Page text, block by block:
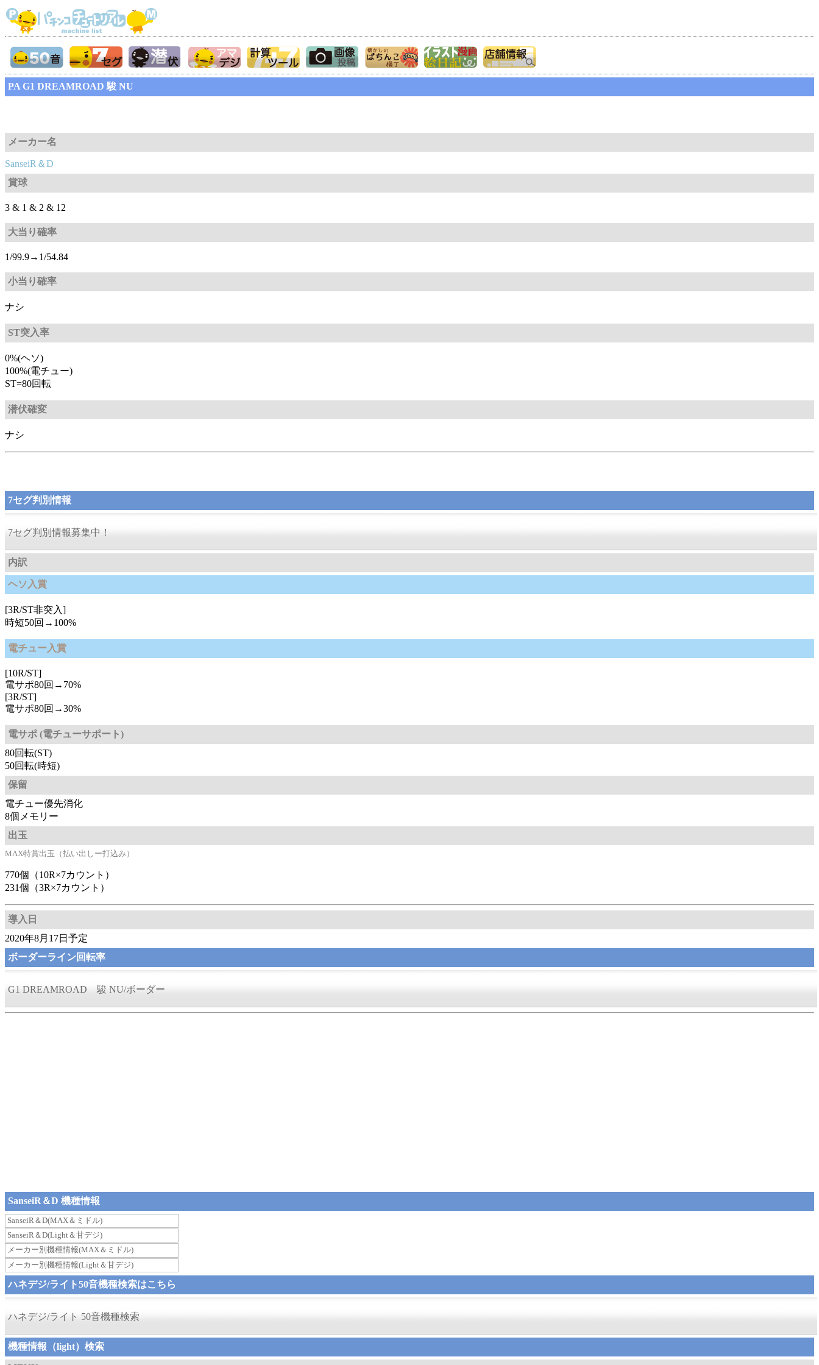
PA G1 DREAMROAD 駿 NU
メーカー名
SanseiR＆D
賞球
3 & 1 & 2 & 12
大当り確率
1/99.9→1/54.84
小当り確率
ナシ
ST突入率
0%(ヘソ)
100%(電チュー)
ST=80回転
潜伏確変
ナシ
7セグ判別情報
7セグ判別情報募集中！
内訳
ヘソ入賞
[3R/ST非突入]
時短50回→100%
電チュー入賞
[10R/ST]
電サポ80回→70%
[3R/ST]
電サポ80回→30%
電サポ (電チューサポート)
80回転(ST)
50回転(時短)
保留
電チュー優先消化
8個メモリー
出玉
MAX特賞出玉（払い出しー打込み）
770個（10R×7カウント）
231個（3R×7カウント）
導入日
2020年8月17日予定
ボーダーライン回転率
G1 DREAMROAD 駿 NU/ボーダー
SanseiR＆D 機種情報
SanseiR＆D(MAX＆ミドル)
SanseiR＆D(Light＆甘デジ)
メーカー別機種情報(MAX＆ミドル)
メーカー別機種情報(Light＆甘デジ)
ハネデジ/ライト50音機種検索はこちら
ハネデジ/ライト 50音機種検索
機種情報（light）検索